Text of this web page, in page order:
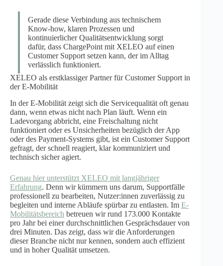
Gerade diese Verbindung aus technischem
Know-how, klaren Prozessen und
kontinuierlicher Qualitätsentwicklung sorgt
dafür, dass ChargePoint mit XELEO auf einen
Customer Support setzen kann, der im Alltag
verlässlich funktioniert.
XELEO als erstklassiger Partner für Customer Support in
der E-Mobilität
In der E-Mobilität zeigt sich die Servicequalität oft genau
dann, wenn etwas nicht nach Plan läuft. Wenn ein
Ladevorgang abbricht, eine Freischaltung nicht
funktioniert oder es Unsicherheiten bezüglich der App
oder des Payment-Systems gibt, ist ein Customer Support
gefragt, der schnell reagiert, klar kommuniziert und
technisch sicher agiert.
Genau hier unterstützt XELEO mit langjähriger
Erfahrung. Denn wir kümmern uns darum, Supportfälle
professionell zu bearbeiten, Nutzer:innen zuverlässig zu
begleiten und interne Abläufe spürbar zu entlasten. Im E-
Mobilitätsbereich betreuen wir rund 173.000 Kontakte
pro Jahr bei einer durchschnittlichen Gesprächsdauer von
drei Minuten. Das zeigt, dass wir die Anforderungen
dieser Branche nicht nur kennen, sondern auch effizient
und in hoher Qualität umsetzen.